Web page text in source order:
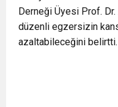
Derneği Üyesi Prof. Dr.
düzenli egzersizin
azaltabileceğini belirtti.